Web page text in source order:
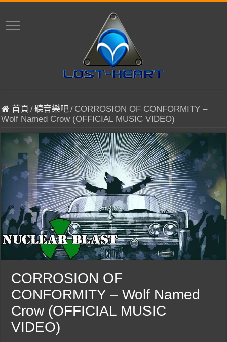
首頁 /聽音樂吧/ CORROSION OF CONFORMITY –
Wolf Named Crow (OFFICIAL MUSIC VIDEO)
CORROSION OF
CONFORMITY – Wolf Named
Crow (OFFICIAL MUSIC
VIDEO)